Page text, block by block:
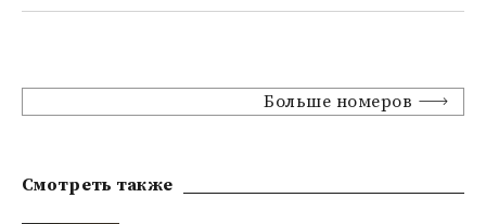
Больше номеров
Смотреть также